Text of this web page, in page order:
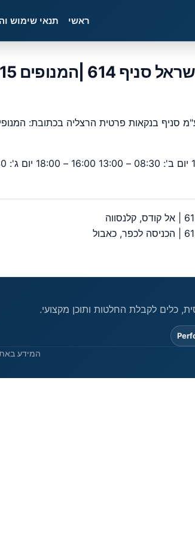
ראשי תנאי שימוש
הרצליה בית לידר אזור תעשיה
כלים לקבלת החלטות ותוכן מקצועי.
המידע